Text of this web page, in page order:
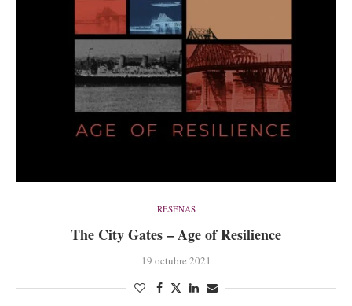
RESEÑAS
The City Gates – Age of Resilience
19 octubre 2021